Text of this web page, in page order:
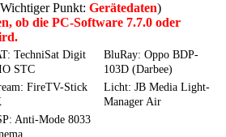
Punkt: Gerätedaten)
ob die PC-Software 7.7.0 oder
TechniSat Digit
STC
BluRay: Oppo BDP-
103D (Darbee)
FireTV-Stick
Licht: JB Media Light-
Manager Air
Anti-Mode 8033